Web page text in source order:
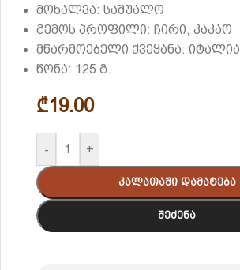
მოხალვა: საშუალო
გემოს პროფილი: ჩირი, კაკაო
მწარმოებელი ქვეყანა: იტალია
წონა: 125 გ.
₾19.00
- +
Კალათაში Დამატება
Შეძენა